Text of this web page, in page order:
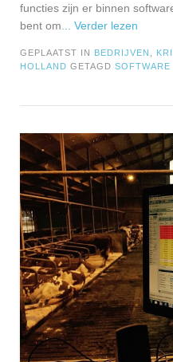
functies zijn er binnen
bent om ... Verder lezen
GEPLAATST IN BEDRIJVEN
HOLLAND GETAGD SOFTWARE